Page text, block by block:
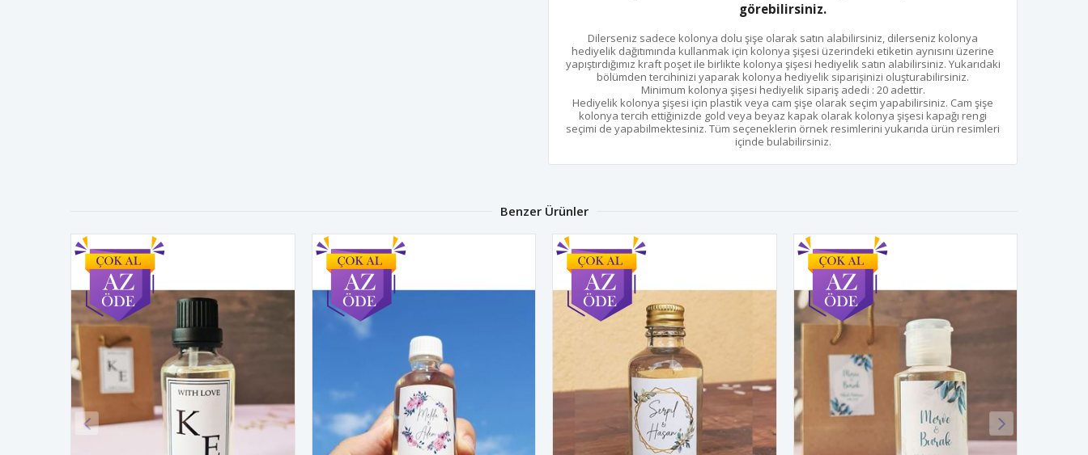
görebilirsiniz.
Dilerseniz sadece kolonya dolu şişe olarak satın alabilirsiniz, dilerseniz kolonya
hediyelik dağıtımında kullanmak için kolonya şişesi üzerindeki etiketin aynısını üzerine
yapıştırdığımız kraft poşet ile birlikte kolonya şişesi hediyelik satın alabilirsiniz. Yukarıdaki
bölümden tercihinizi yaparak kolonya hediyelik siparişinizi oluşturabilirsiniz.
Minimum kolonya şişesi hediyelik sipariş adedi : 20 adettir.
Hediyelik kolonya şişesi için plastik veya cam şişe olarak seçim yapabilirsiniz. Cam şişe
kolonya tercih ettiğinizde gold veya beyaz kapak olarak kolonya şişesi kapağı rengi
seçimi de yapabilmektesiniz. Tüm seçeneklerin örnek resimlerini yukarıda ürün resimleri
içinde bulabilirsiniz.
Benzer Ürünler